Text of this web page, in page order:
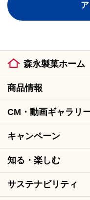
森永製菓ホーム
商品情報
CM・動画ギャラリ
キャンペーン
知る・楽しむ
サステナビリティ